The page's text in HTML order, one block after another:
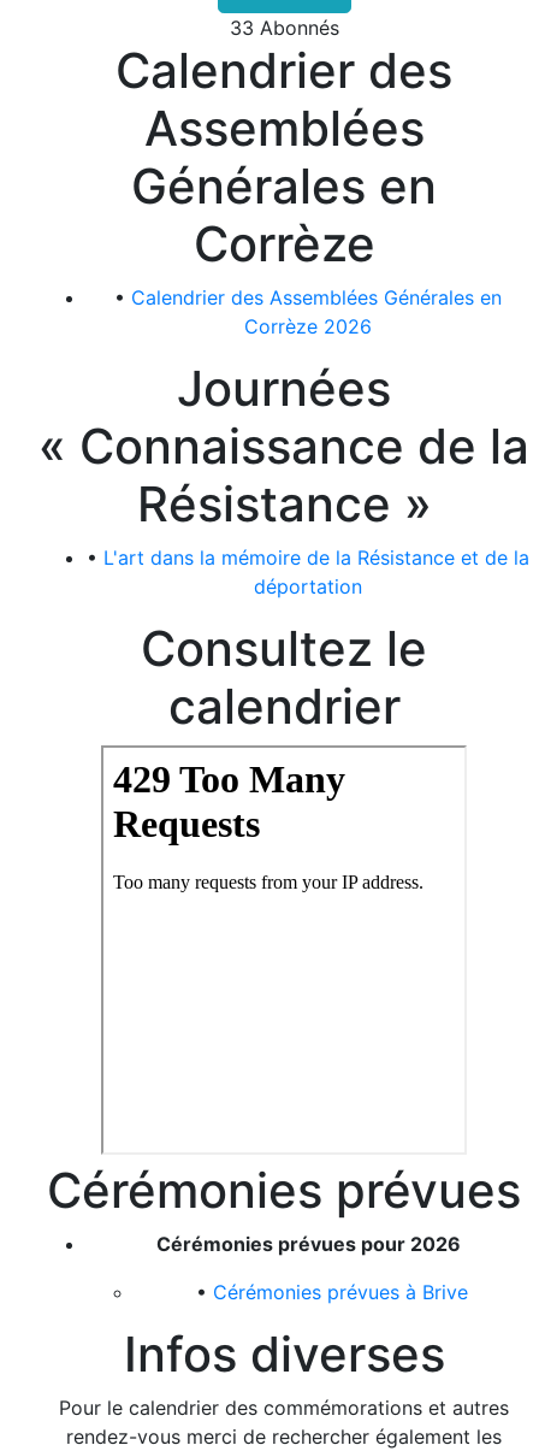
33 Abonnés
Calendrier des
Assemblées
Générales en
Corrèze
• Calendrier des Assemblées Générales en
Corrèze 2026
Journées
« Connaissance de la
Résistance »
• L'art dans la mémoire de la Résistance et de la
déportation
Consultez le
calendrier
Cérémonies prévues
Cérémonies prévues pour 2026
• Cérémonies prévues à Brive
Infos diverses
Pour le calendrier des commémorations et autres
rendez-vous merci de rechercher également les